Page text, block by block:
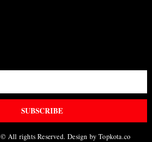
SUBSCRIBE
All rights Reserved. Design by Topkota.co